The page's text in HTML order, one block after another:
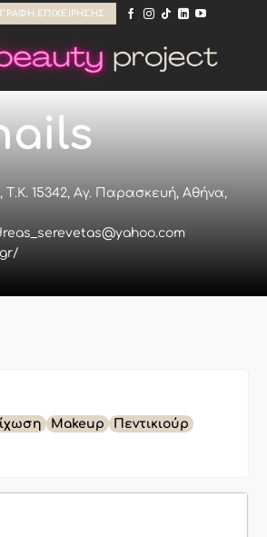
ΕΠΙΧΕΊΡΗΣΗΣ
Τ.Κ. 15342, Αγ. Παρασκευή, Αθήνα,
Makeup
Πεντικιούρ